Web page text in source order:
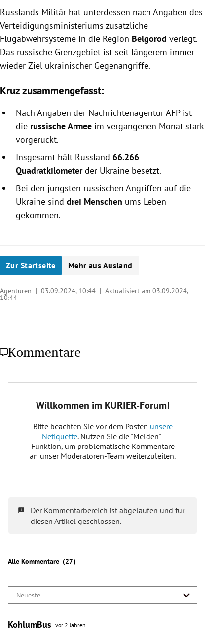
Russlands Militär hat unterdessen nach Angaben des
Verteidigungsministeriums zusätzliche
Flugabwehrsysteme in die Region Belgorod verlegt.
Das russische Grenzgebiet ist seit längerem immer
wieder Ziel ukrainischer Gegenangriffe.
Kruz zusammengefasst:
Nach Angaben der Nachrichtenagentur AFP ist
die russische Armee im vergangenen Monat stark
vorgerückt.
Insgesamt hält Russland 66.266
Quadratkilometerder Ukraine besetzt.
Bei den jüngsten russischen Angriffen auf die
Ukraine sind drei Menschen ums Leben
gekommen.
Zur Startseite Mehr aus Ausland
Agenturen | 03.09.2024, 10:44 | Aktualisiert am 03.09.2024,
10:44
Kommentare